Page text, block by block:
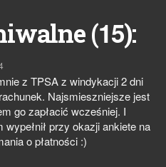
(15):
z TPSA z windykacji 2 dni
Najsmieszniejsze jest
go zapłacić wcześniej. I
przy okazji ankiete na
o płatności :)